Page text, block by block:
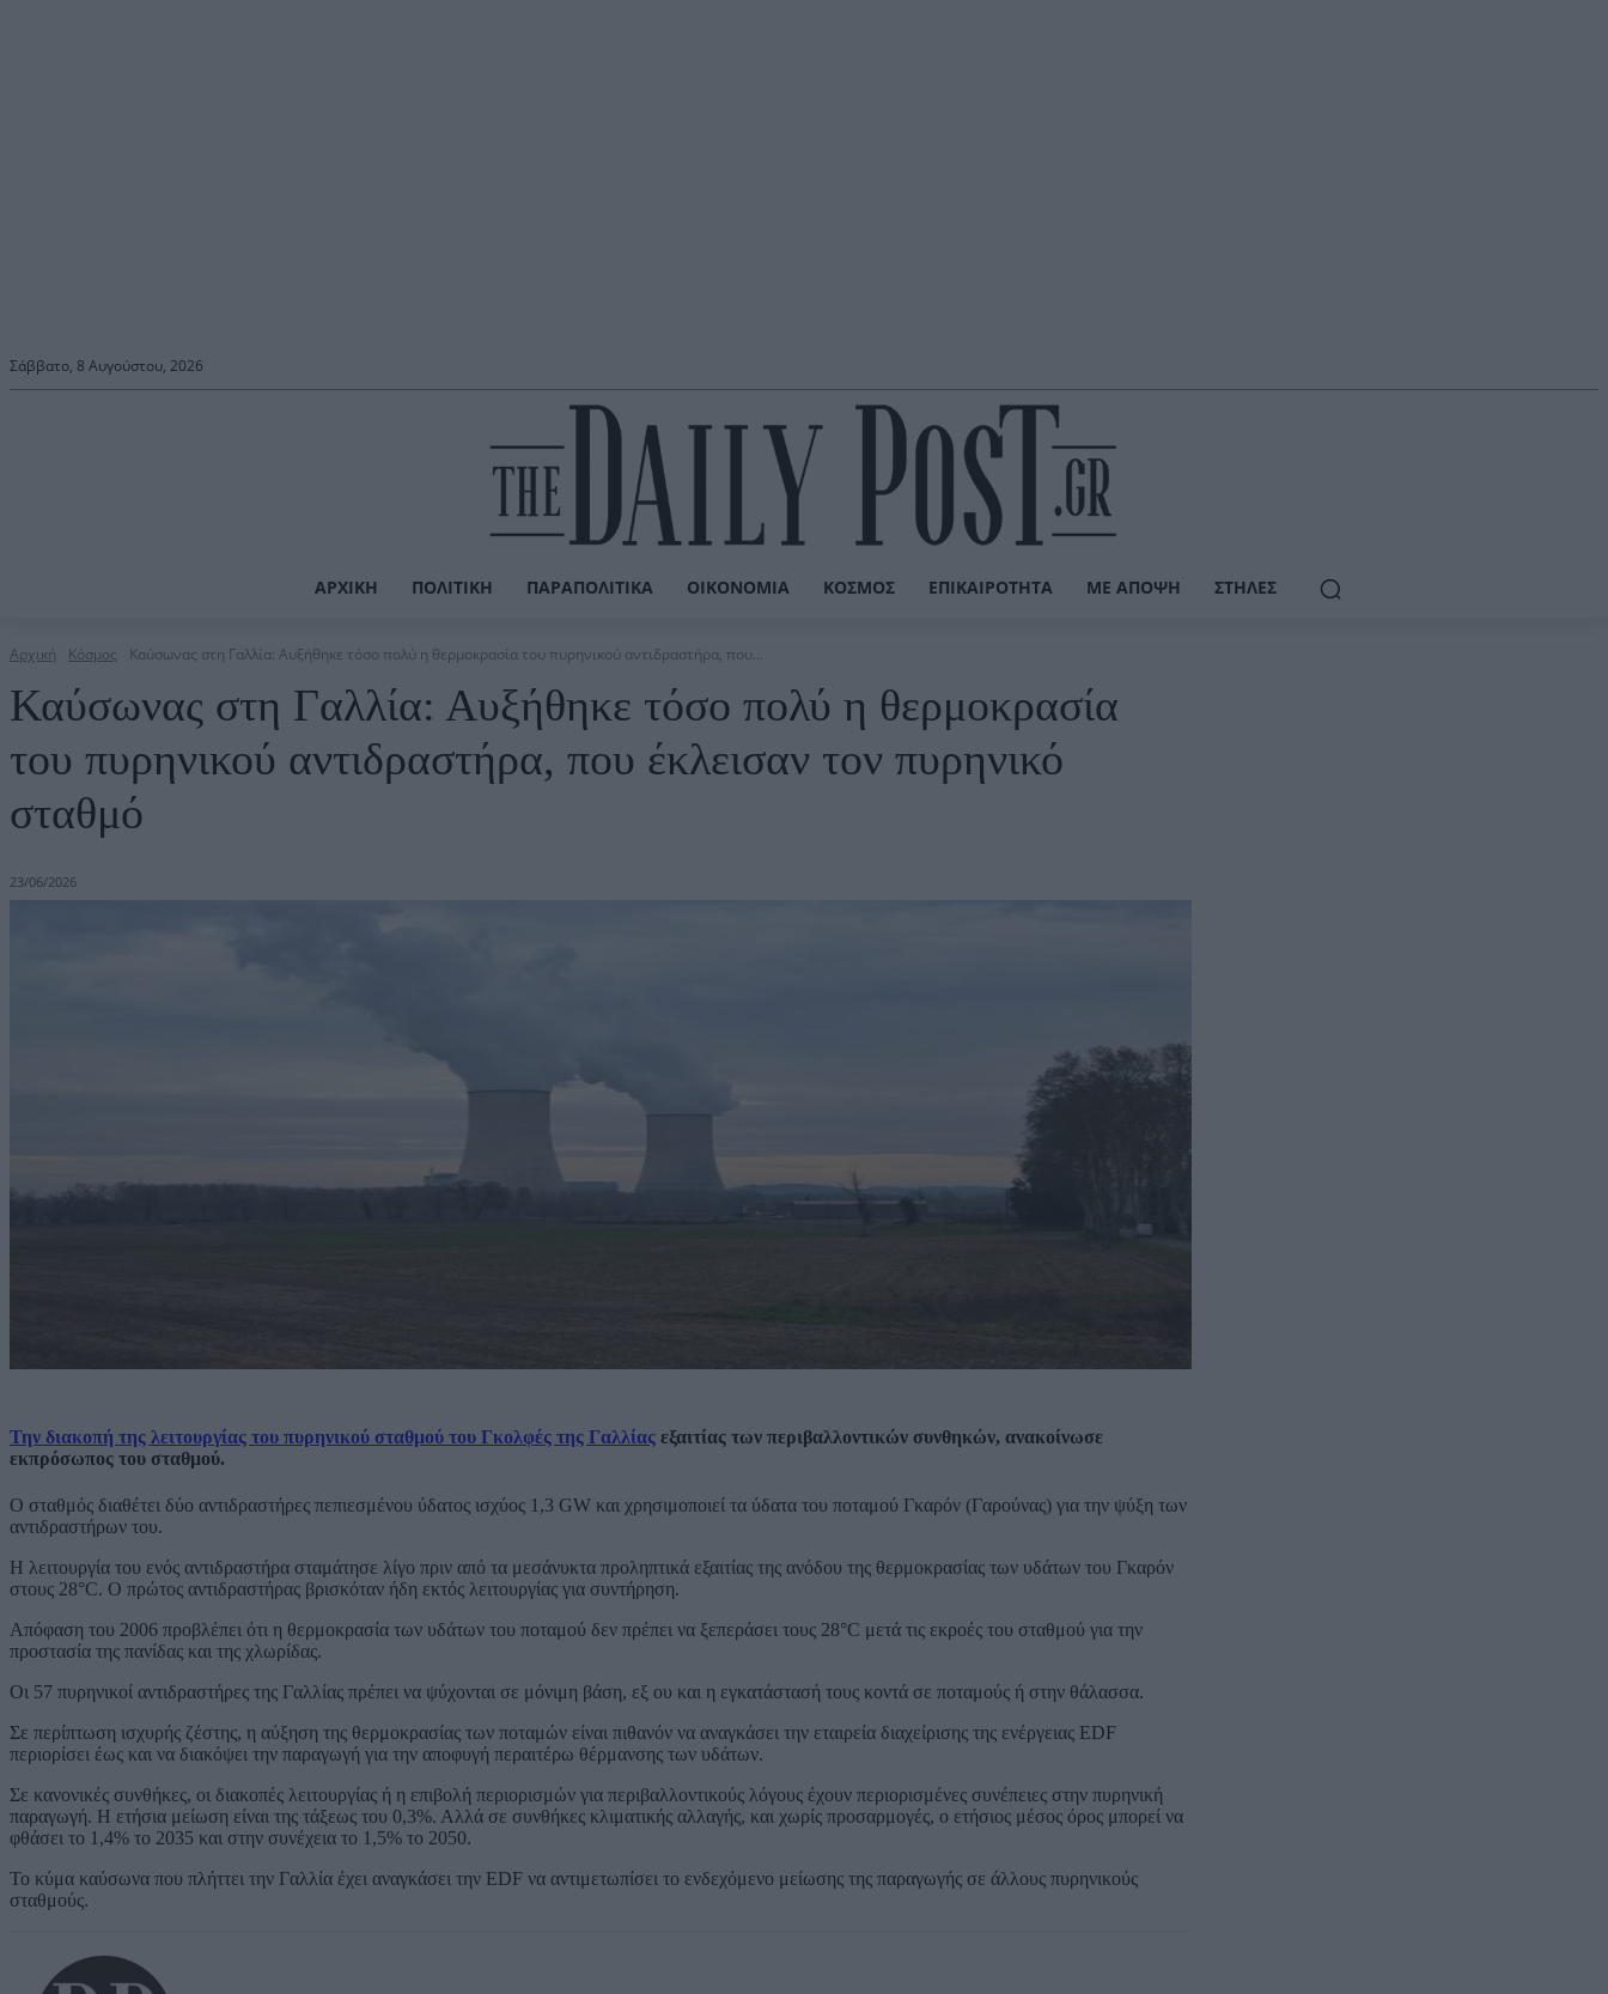
Σάββατο, 8 Αυγούστου, 2026
ΑΡΧΙΚΉ ΠΟΛΙΤΙΚΉ ΠΑΡΑΠΟΛΙΤΙΚΆ ΟΙΚΟΝΟΜΊΑ ΚΌΣΜΟΣ ΕΠΙΚΑΙΡΌΤΗΤΑ ΜΕ ΆΠΟΨΗ ΣΤΉΛΕΣ
Αρχική Κόσμος Καύσωνας στη Γαλλία: Αυξήθηκε τόσο πολύ η θερμοκρασία του πυρηνικού αντιδραστήρα, που...
Καύσωνας στη Γαλλία: Αυξήθηκε τόσο πολύ η θερμοκρασία
του πυρηνικού αντιδραστήρα, που έκλεισαν τον πυρηνικό
σταθμό
23/06/2026
Την διακοπή της λειτουργίας του πυρηνικού σταθμού του Γκολφές της Γαλλίας εξαιτίας των περιβαλλοντικών συνθηκών, ανακοίνωσε
εκπρόσωπος του σταθμού.
Ο σταθμός διαθέτει δύο αντιδραστήρες πεπιεσμένου ύδατος ισχύος 1,3 GW και χρησιμοποιεί τα ύδατα του ποταμού Γκαρόν (Γαρούνας) για την ψύξη των
αντιδραστήρων του.
Η λειτουργία του ενός αντιδραστήρα σταμάτησε λίγο πριν από τα μεσάνυκτα προληπτικά εξαιτίας της ανόδου της θερμοκρασίας των υδάτων του Γκαρόν
στους 28°C. Ο πρώτος αντιδραστήρας βρισκόταν ήδη εκτός λειτουργίας για συντήρηση.
Απόφαση του 2006 προβλέπει ότι η θερμοκρασία των υδάτων του ποταμού δεν πρέπει να ξεπεράσει τους 28°C μετά τις εκροές του σταθμού για την
προστασία της πανίδας και της χλωρίδας.
Οι 57 πυρηνικοί αντιδραστήρες της Γαλλίας πρέπει να ψύχονται σε μόνιμη βάση, εξ ου και η εγκατάστασή τους κοντά σε ποταμούς ή στην θάλασσα.
Σε περίπτωση ισχυρής ζέστης, η αύξηση της θερμοκρασίας των ποταμών είναι πιθανόν να αναγκάσει την εταιρεία διαχείρισης της ενέργειας EDF
περιορίσει έως και να διακόψει την παραγωγή για την αποφυγή περαιτέρω θέρμανσης των υδάτων.
Σε κανονικές συνθήκες, οι διακοπές λειτουργίας ή η επιβολή περιορισμών για περιβαλλοντικούς λόγους έχουν περιορισμένες συνέπειες στην πυρηνική
παραγωγή. Η ετήσια μείωση είναι της τάξεως του 0,3%. Αλλά σε συνθήκες κλιματικής αλλαγής, και χωρίς προσαρμογές, ο ετήσιος μέσος όρος μπορεί να
φθάσει το 1,4% το 2035 και στην συνέχεια το 1,5% το 2050.
Το κύμα καύσωνα που πλήττει την Γαλλία έχει αναγκάσει την EDF να αντιμετωπίσει το ενδεχόμενο μείωσης της παραγωγής σε άλλους πυρηνικούς
σταθμούς.